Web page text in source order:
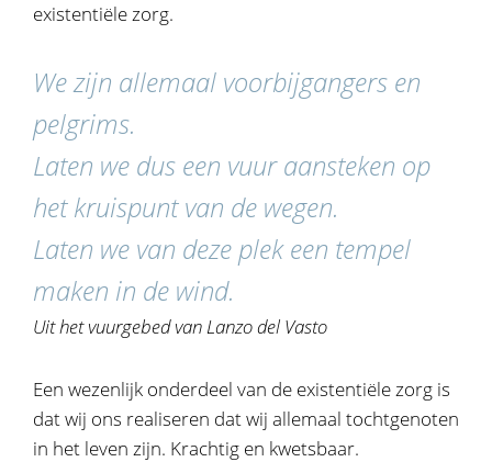
existentiële zorg.
We zijn allemaal voorbijgangers en
pelgrims.
Laten we dus een vuur aansteken op
het kruispunt van de wegen.
Laten we van deze plek een tempel
maken in de wind.
Uit het vuurgebed van Lanzo del Vasto
Een wezenlijk onderdeel van de existentiële zorg is
dat wij ons realiseren dat wij allemaal tochtgenoten
in het leven zijn. Krachtig en kwetsbaar.